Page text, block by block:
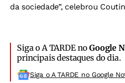
da sociedade”, celebrou
Siga o A TARDE noGoogle
principais destaques do dia.
Siga o A TARDE no Google